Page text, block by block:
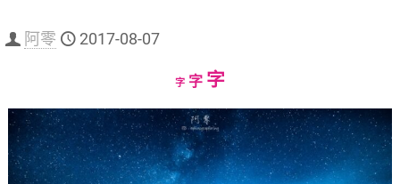
阿零 2017-08-07
字Decrease
size.
字Reset
size.
字Increase
size.